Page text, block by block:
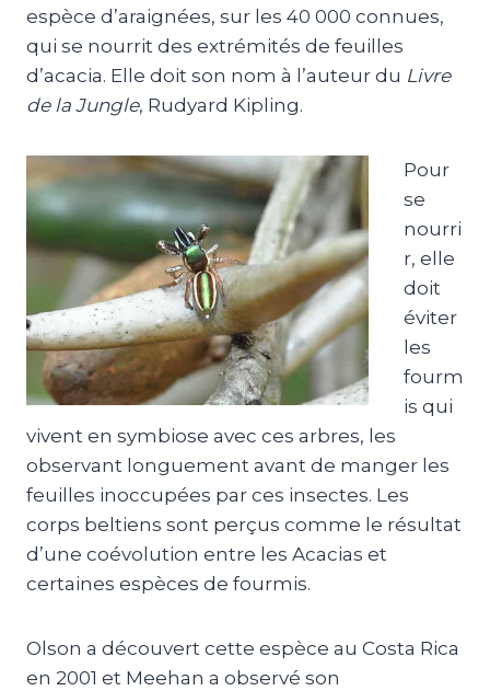
espèce d’araignées, sur les 40 000 connues,
qui se nourrit des extrémités de feuilles
d’acacia. Elle doit son nom à l’auteur du Livre
de la Jungle, Rudyard Kipling.
Pour
se
nourri
r, elle
doit
éviter
les
fourm
is qui
vivent en symbiose avec ces arbres, les
observant longuement avant de manger les
feuilles inoccupées par ces insectes. Les
corps beltiens sont perçus comme le résultat
d’une coévolution entre les Acacias et
certaines espèces de fourmis.
Olson a découvert cette espèce au Costa Rica
en 2001 et Meehan a observé son